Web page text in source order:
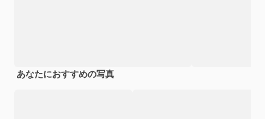
あなたにおすすめの写真